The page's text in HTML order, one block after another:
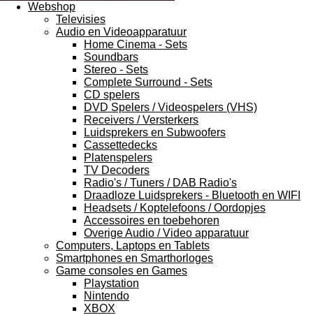
Webshop
Televisies
Audio en Videoapparatuur
Home Cinema - Sets
Soundbars
Stereo - Sets
Complete Surround - Sets
CD spelers
DVD Spelers / Videospelers (VHS)
Receivers / Versterkers
Luidsprekers en Subwoofers
Cassettedecks
Platenspelers
TV Decoders
Radio's / Tuners / DAB Radio's
Draadloze Luidsprekers - Bluetooth en WIFI
Headsets / Koptelefoons / Oordopjes
Accessoires en toebehoren
Overige Audio / Video apparatuur
Computers, Laptops en Tablets
Smartphones en Smarthorloges
Game consoles en Games
Playstation
Nintendo
XBOX